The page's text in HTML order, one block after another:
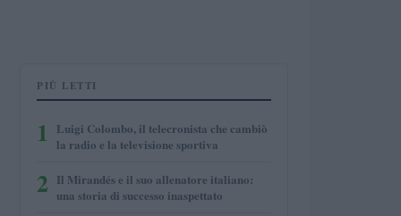
PIÙ LETTI
1
Luigi Colombo, il telecronista che cambiò
la radio e la televisione sportiva
2 Il Mirandés e il suo allenatore italiano:
una storia di successo inaspettato